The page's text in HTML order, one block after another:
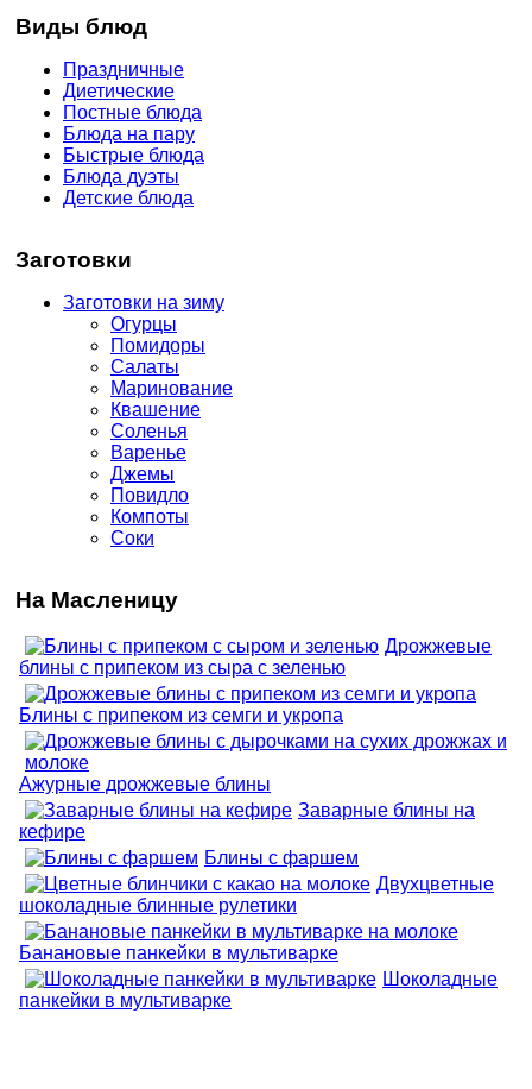
Виды блюд
Праздничные
Диетические
Постные блюда
Блюда на пару
Быстрые блюда
Блюда дуэты
Детские блюда
Заготовки
Заготовки на зиму
Огурцы
Помидоры
Салаты
Маринование
Квашение
Соленья
Варенье
Джемы
Повидло
Компоты
Соки
На Масленицу
Дрожжевые
блины с припеком из сыра с зеленью
Блины с припеком из семги и укропа
Ажурные дрожжевые блины
Заварные блины на
кефире
Блины с фаршем
Двухцветные
шоколадные блинные рулетики
Банановые панкейки в мультиварке
Шоколадные
панкейки в мультиварке